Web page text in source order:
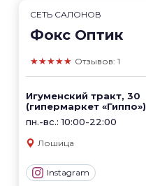
СЕТЬ САЛОНОВ
Фокс Оптик
★★★★★ Отзывов: 1
Игуменский тракт, 30
(гипермаркет «Гиппо»)
пн.-вс.: 10:00-22:00
Лошица
Instagram